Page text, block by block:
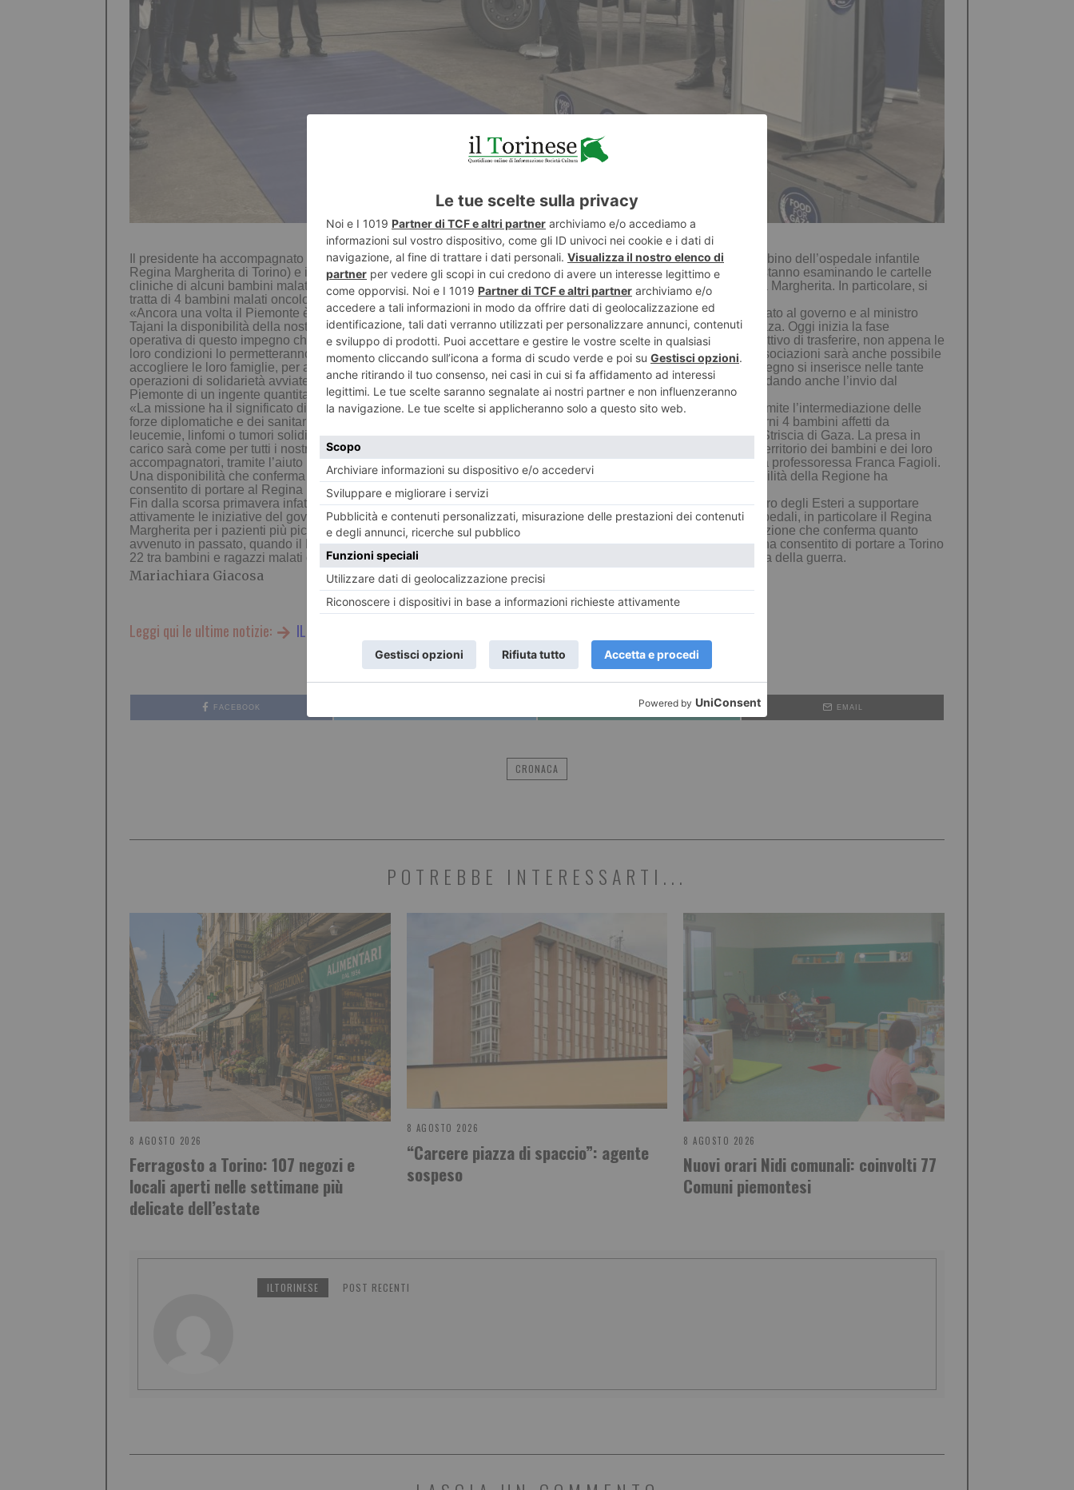
Il presidente ha accompagnato la professoressa Franca Fagioli (Direttore Dipartimento Patologia e Cura del Bambino dell’ospedale infantile
Regina Margherita di Torino) e il dottor Sebastian Asaftei, che resterà nella zona per alcuni giorni. I medici infatti stanno esaminando le cartelle
cliniche di alcuni bambini malati oncologici con l’obiettivo, nelle prossime settimane, di poterli trasferire al Regina Margherita. In particolare, si
tratta di 4 bambini malati oncologici che saranno ricoverati e accolti insieme alle loro famiglie.
«Ancora una volta il Piemonte è in campo per la solidarietà. A gennaio, al tavolo Food for Gaza abbiamo confermato al governo e al ministro
Tajani la disponibilità della nostra Regione ad accogliere fino a undici bambini malati in arrivo dalla Striscia di Gaza. Oggi inizia la fase
operativa di questo impegno che vede il coinvolgimento dei nostri medici e del nostro sistema sanitario con l’obiettivo di trasferire, non appena le
loro condizioni lo permetteranno, i primi 4 pazienti pediatrici al Regina Margherita di Torino. Grazie alla rete di associazioni sarà anche possibile
accogliere le loro famiglie, per assicurare ai piccoli la migliore permanenza possibile. Per il Piemonte questo impegno si inserisce nelle tante
operazioni di solidarietà avviate in questi anni», dichiara il presidente della Regione Piemonte, Alberto Cirio ricordando anche l’invio dal
Piemonte di un ingente quantitativo di riso destinato alle popolazioni della Striscia di Gaza.
«La missione ha il significato di creare un ponte tra l’ospedale infantile Regina Margherita e i bambini di Gaza tramite l’intermediazione delle
forze diplomatiche e dei sanitari israeliani e palestinesi. In particolare siamo pronti ad accogliere nei prossimi giorni 4 bambini affetti da
leucemie, linfomi o tumori solidi, il cui trattamento è stato interrotto a seguito dei bombardamenti all’interno della Striscia di Gaza. La presa in
carico sarà come per tutti i nostri pazienti inclusiva e terrà conto anche delle esigenze di integrazione nel nostro territorio dei bambini e dei loro
accompagnatori, tramite l’aiuto insostituibile del terzo settore, che collabora con la nostra quotidianità», afferma la professoressa Franca Fagioli.
Una disponibilità che conferma la vocazione solidale e accogliente del Piemonte: già la scorsa estate la disponibilità della Regione ha
consentito di portare al Regina Margherita un adolescente e un bimbo di 3 anni provenienti da Gaza.
Fin dalla scorsa primavera infatti la Regione, insieme al Comune di Torino, si è era resa disponibile con il Ministero degli Esteri a supportare
attivamente le iniziative del governo in risposta all’emergenza umanitaria di Gaza, con il coinvolgimento degli ospedali, in particolare il Regina
Margherita per i pazienti più piccoli, e la Protezione civile regionale, per fornire competenze e materiali. Una posizione che conferma quanto
avvenuto in passato, quando il Piemonte, con due diversi voli, nel 2022 ha avviato una missione umanitaria che ha consentito di portare a Torino
22 tra bambini e ragazzi malati di tumore in fuga dall’Ucraina dove non era possibile garantire loro le cure a causa della guerra.
Mariachiara Giacosa
Leggi qui le ultime notizie: IL TORINESE
FACEBOOK WHATSAPP EMAIL
CRONACA
POTREBBE INTERESSARTI...
8 AGOSTO 2026
Ferragosto a Torino: 107 negozi e
locali aperti nelle settimane più
delicate dell’estate
8 AGOSTO 2026
“Carcere piazza di spaccio”: agente
sospeso
8 AGOSTO 2026
Nuovi orari Nidi comunali: coinvolti 77
Comuni piemontesi
ILTORINESE POST RECENTI